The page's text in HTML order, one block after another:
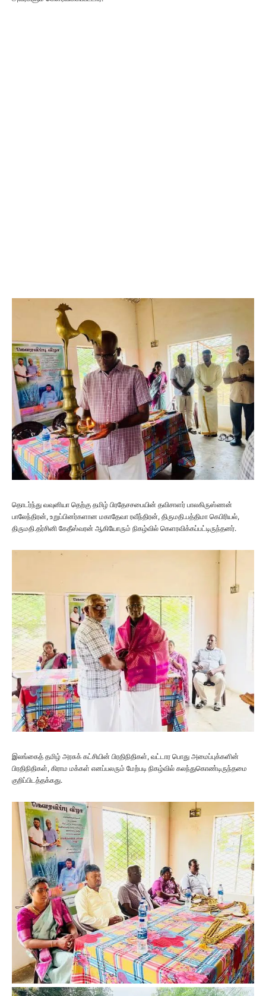
தொடர்ந்து வவுனியா தெற்கு தமிழ் பிரதேசசபையின் தவிசாளர் பாலகிருஸ்ணன்
பாலேந்திரன், உறுப்பினர்களான மகாதேவா ரவீந்திரன், திருமதி.பத்திமா கெபிரியல்,
திருமதி.தர்சினி கேதீஸ்வரன் ஆகியோரும் நிகழ்வில் கெளரவிக்கப்பட்டிருந்தனர்.
இலங்கைத் தமிழ் அரசுக் கட்சியின் பிரதிநிதிகள், வட்டார பொது அமைப்புக்களின்
பிரதிநிதிகள், கிராம மக்கள் எனப்பலரும் மேற்படி நிகழ்வில் கலந்துகொண்டிருந்தமை
குறிப்பிடத்தக்கது.